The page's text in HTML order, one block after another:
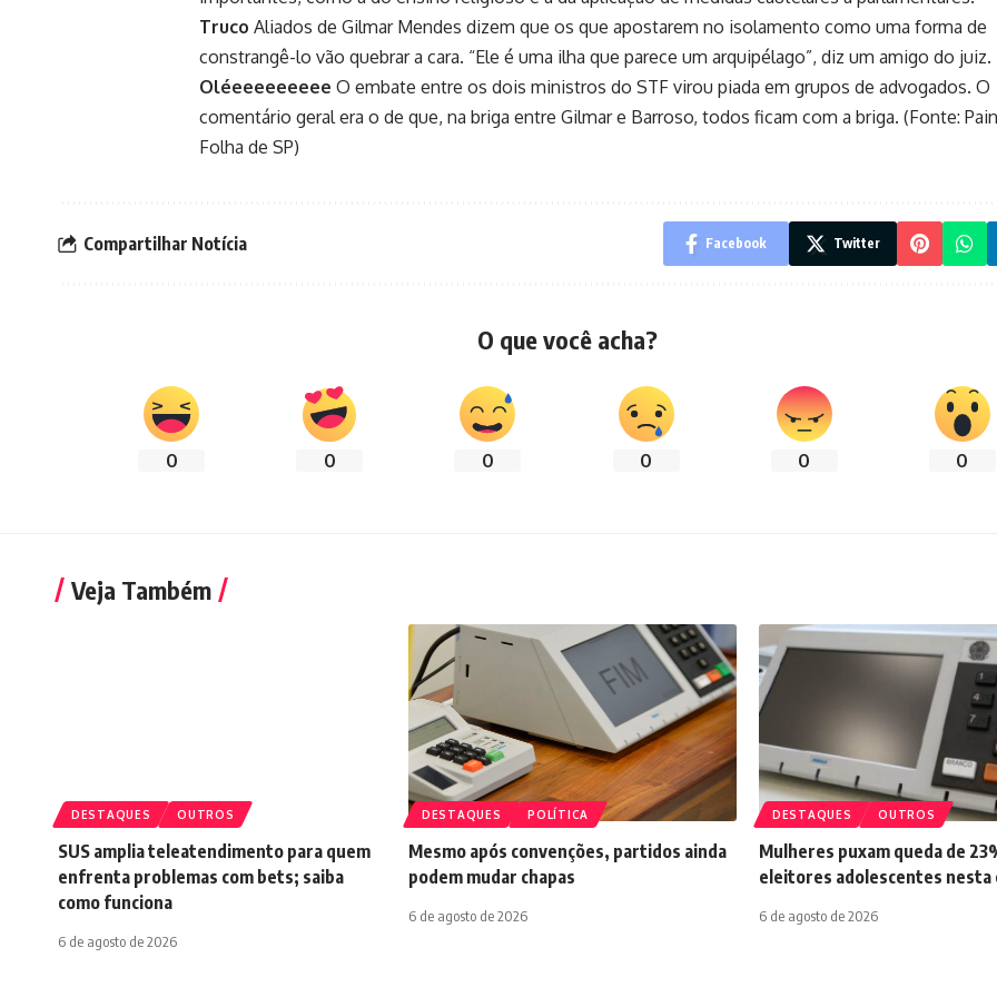
Truco Aliados de Gilmar Mendes dizem que os que apostarem no isolamento como uma forma de
constrangê-lo vão quebrar a cara. “Ele é uma ilha que parece um arquipélago”, diz um amigo do juiz.
Oléeeeeeeeee O embate entre os dois ministros do STF virou piada em grupos de advogados. O
comentário geral era o de que, na briga entre Gilmar e Barroso, todos ficam com a briga. (Fonte:
Folha de SP)
Compartilhar Notícia Facebook Twitter
O que você acha?
0 0 0 0 0 0
Veja Também
DESTAQUES OUTROS
SUS amplia teleatendimento para quem
enfrenta problemas com bets; saiba
como funciona
6 de agosto de 2026
DESTAQUES POLÍTICA
Mesmo após convenções, partidos ainda
podem mudar chapas
6 de agosto de 2026
DESTAQUES OUTROS
Mulheres puxam queda de
eleitores adolescentes nesta
6 de agosto de 2026